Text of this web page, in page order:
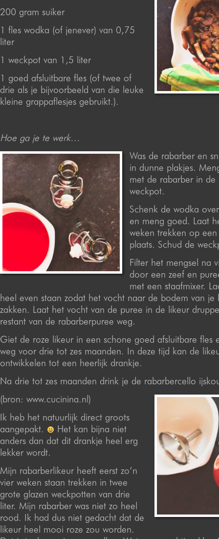
200 gram suiker
1 fles wodka (of jenever) van 0,75
liter
1 weckpot van 1,5 liter
1 goed afsluitbare fles (of twee of
drie als je bijvoorbeeld van die leuke
kleine grappaflesjes gebruikt.).
Hoe ga je te werk…
Was de rabarber en
in dunne plakjes.
met de rabarber in de
weckpot.
Schenk de wodka
en meng goed. Laat
weken trekken op
plaats. Schud de
Filter het mengsel na
door een zeef en
met een staafmixer.
heel even staan zodat het vocht naar de bodem van je
zakken. Laat het vocht van de puree in de likeur
restant van de rabarberpuree weg.
Giet de roze likeur in een schone goed afsluitbare fles
weg voor drie tot zes maanden. In deze tijd kan de
ontwikkelen tot een heerlijk drankje.
Na drie tot zes maanden drink je de rabarbercello
(bron: www.cucinina.nl)
Ik heb het natuurlijk direct groots
aangepakt.
Het kan bijna niet
anders dan dat dit drankje heel erg
lekker wordt.
Mijn rabarberlikeur heeft eerst zo’n
vier weken staan trekken in twee
grote glazen weckpotten van drie
liter. Mijn rabarber was niet zo heel
rood. Ik had dus niet gedacht dat de
likeur heel mooi roze zou worden.